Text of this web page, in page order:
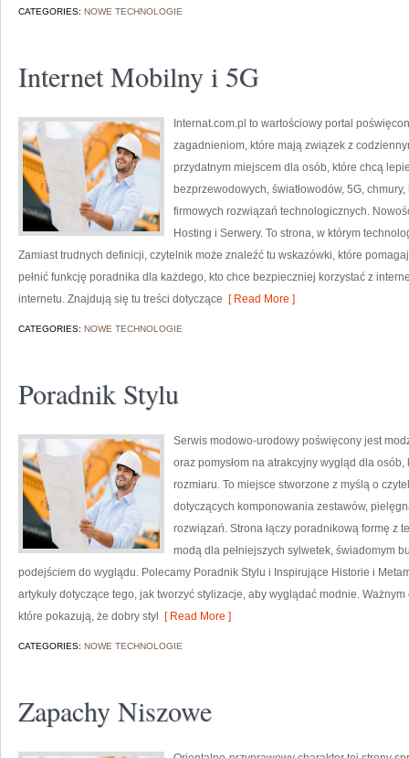
CATEGORIES: NOWE TECHNOLOGIE
Internet Mobilny i 5G
Internat.com.pl to wartościowy portal
zagadnieniom, które mają związek z
przydatnym miejscem dla osób, które chcą
bezprzewodowych, światłowodów, 5G,
firmowych rozwiązań technologicznych.
Hosting i Serwery. To strona, w którym
Zamiast trudnych definicji, czytelnik może znaleźć tu wskazówki, które
pełnić funkcję poradnika dla każdego, kto chce bezpieczniej korzystać z
internetu. Znajdują się tu treści dotyczące [ Read More ]
CATEGORIES: NOWE TECHNOLOGIE
Poradnik Stylu
Serwis modowo-urodowy poświęcony jest
oraz pomysłom na atrakcyjny wygląd dla
rozmiaru. To miejsce stworzone z myślą o
dotyczących komponowania zestawów,
rozwiązań. Strona łączy poradnikową formę z
modą dla pełniejszych sylwetek, świadomym
podejściem do wyglądu. Polecamy Poradnik Stylu i Inspirujące Historie i
artykuły dotyczące tego, jak tworzyć stylizacje, aby wyglądać modnie.
które pokazują, że dobry styl
[ Read More ]
CATEGORIES: NOWE TECHNOLOGIE
Zapachy Niszowe